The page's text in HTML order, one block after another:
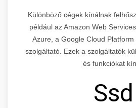
Különböző cégek kínálnak
például az Amazon Web
Azure, a Google Cloud
szolgáltató. Ezek a szolgáltatók
és funkciókat
Ssd